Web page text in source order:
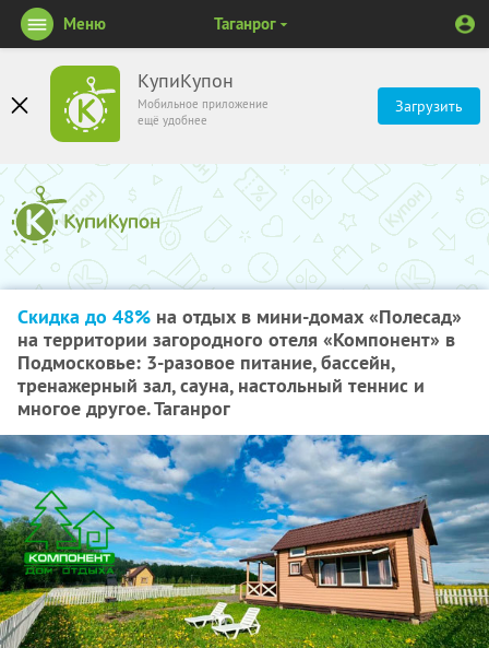
КупиКупон
Мобильное приложение
ещё удобнее
Загрузить
Меню Таганрог
Скидка до 48% на отдых в мини-домах «Полесад»
на территории загородного отеля «Компонент» в
Подмосковье: 3-разовое питание, бассейн,
тренажерный зал, сауна, настольный теннис и
многое другое. Таганрог